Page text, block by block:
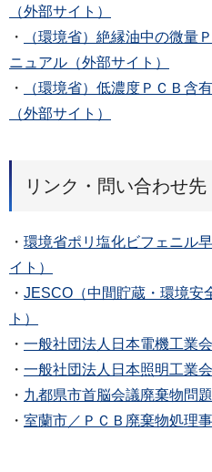
（外部サイト）
・
（環境省）絶縁油中の微量
ニュアル（外部サイト）
・
（環境省）低濃度ＰＣＢ含
（外部サイト）
リンク・問い合わせ先
・ 環境省ポリ塩化ビフェニル
イト）
・ JESCO（中間貯蔵・環境安
ト）
・ 一般社団法人日本電機工業
・ 一般社団法人日本照明工業
・ 九都県市首脳会議廃棄物問
・ 室蘭市／ＰＣＢ廃棄物処理